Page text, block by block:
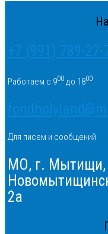
+7 (991) 789-27-
Работаем с 900 до 1800
Для писем и сообщений
МО, г. Мытищи,
2а